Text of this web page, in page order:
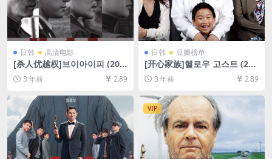
日韩 高清电影
[杀人优越权]브이아이피 (201
7)[百度网盘+夸克网盘+迅雷云
盘资源1080P超清未删减][MP
4/8GB][韩语中字]
3 年前 2.89
日韩 豆瓣榜单
[开心家族]헬로우 고스트 (201
0)[百度网盘+夸克网盘1080P
超清未删减资源][网盘在线播
放/下载][MP4/7GB][中文字
幕]
3 年前 2.89
VIP